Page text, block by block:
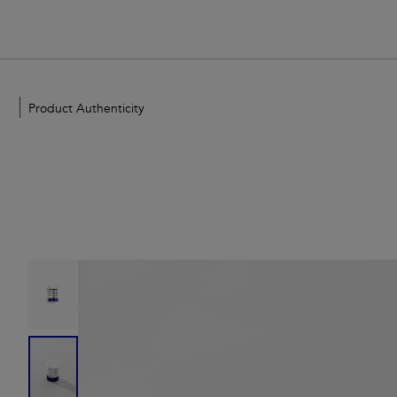
Product Authenticity